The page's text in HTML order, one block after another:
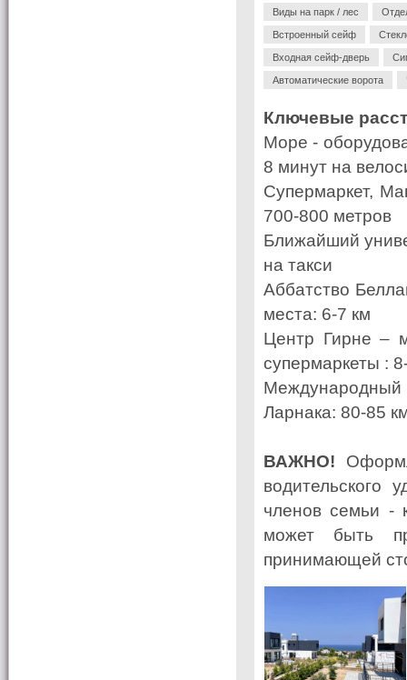
Виды на парк / лес
Встроенный сейф
Входная сейф-дверь
Автоматические ворота
Ключевые
Море -
8 минут на
Супермаркет,
700-800 метров
Ближайший
на такси
Аббатство
места: 6-7 км
Центр Гирне –
супермаркеты :
Ларнака: 80-85
ВАЖНО!
водительского
членов семьи -
может быть
принимающей